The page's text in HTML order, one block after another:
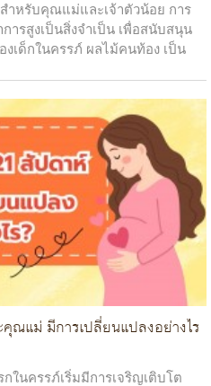
รตั้งครรภ์
ตั้งครรภ์ ยังเก็บรูปที่ตรวจครรภ์ไว้
ไปดื่มด่ำกับความรู้สึกเมื่อครั้งที่แม่
อจำความรู้สึกตอนนั้นได้ไหมคะ
มลูกเท่าไหร่ ถึงจะเพียงพอ
ณแม่มือใหม่ที่ต้องการให้นมลูกแต่
อน ถึงจะเพียงพอ และจะต้อง ดูด
ด้รับนมในปริมาณที่เพียงพอวันนี้
เพิ่มความสูง บำรุงกระดูกและ
ซียมมีส่วนต่อการเจริญเติบโตของ
และฟัน ช่วยให้ร่างกายแข็งแรง
ยมเป็นอีกหนึ่งวิธีเพิ่มความสูงให้
ำหรับคุณแม่และเจ้าตัวน้อย การ
รสูงเป็นสิ่งจำเป็น เพื่อสนับสนุน
เด็กในครรภ์ ผลไม้คนท้อง เป็น
ณแม่ มีการเปลี่ยนแปลงอย่างไร
ในครรภ์เริ่มมีการเจริญเติบโต